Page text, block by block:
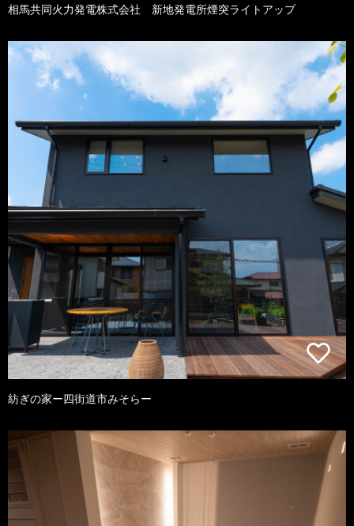
相馬共同火力発電株式会社 新地発電所煙突ライトアップ
紡ぎの家ー四街道市みそらー